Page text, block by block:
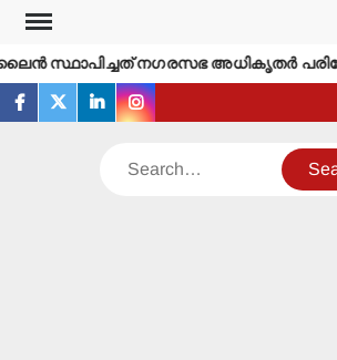
Skip
contentസ്ഥാപിച്ചത് നഗരസഭ അധികൃതര്‍
facebook
twitterlinkedininstagram
Search